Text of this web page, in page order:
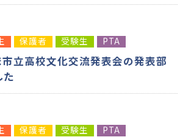
保護者 受験生 PTA
市立高校文化交流発表会の発表部
た
保護者 受験生 PTA